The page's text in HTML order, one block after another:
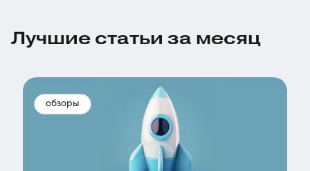
Лучшие статьи за месяц
обзоры